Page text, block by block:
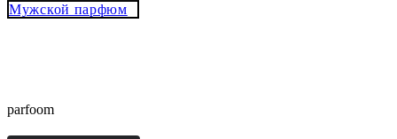
Мужской парфюм
parfoom